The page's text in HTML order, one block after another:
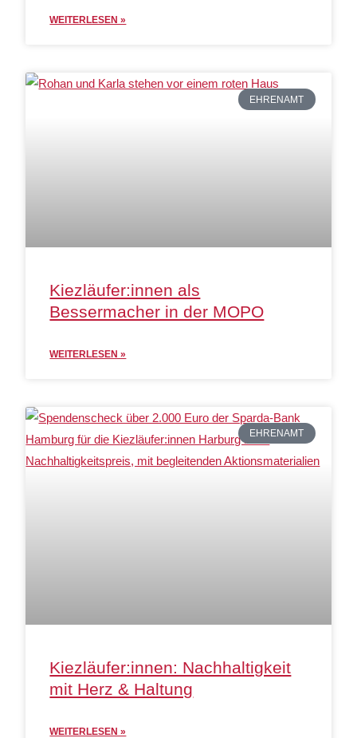
WEITERLESEN »
EHRENAMT
Kiezläufer:innen als
Bessermacher in der MOPO
WEITERLESEN »
EHRENAMT
Kiezläufer:innen: Nachhaltigkeit
mit Herz & Haltung
WEITERLESEN »